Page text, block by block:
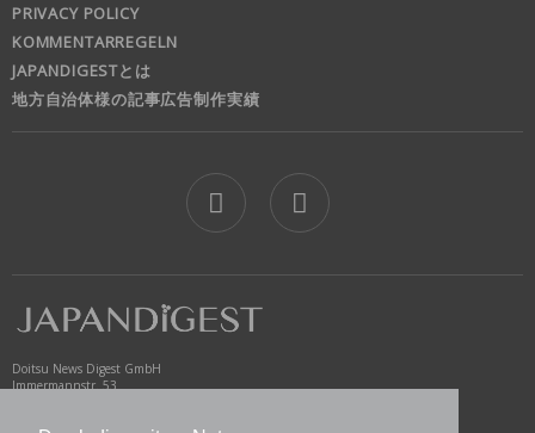
PRIVACY POLICY
KOMMENTARREGELN
JAPANDIGESTとは
地方自治体様の記事広告制作実績
Doitsu News Digest GmbH
Immermannstr. 53